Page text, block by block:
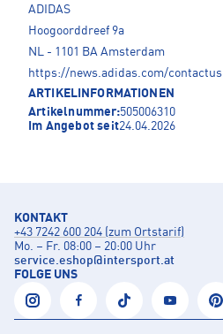
ADIDAS
Hoogoorddreef 9a
NL - 1101 BA Amsterdam
https://news.adidas.com/contactus
ARTIKELINFORMATIONEN
Artikelnummer:505006310
Im Angebot seit24.04.2026
KONTAKT
+43 7242 600 204 (zum Ortstarif)
Mo. – Fr. 08:00 – 20:00 Uhr
service.eshop@intersport.at
FOLGE UNS